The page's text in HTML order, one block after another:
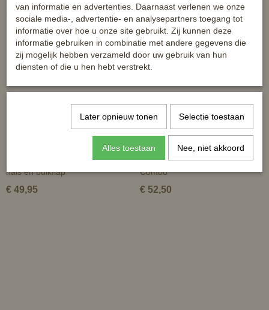
Ook interessant
HKM Zebra vliegendeken met
hals en buikflap
€ 49,95
HKM vliegendeken STARS
Combo
€ 52,50
van informatie en advertenties. Daarnaast verlenen we onze
sociale media-, advertentie- en analysepartners toegang tot
informatie over hoe u onze site gebruikt. Zij kunnen deze
informatie gebruiken in combinatie met andere gegevens die
zij mogelijk hebben verzameld door uw gebruik van hun
diensten of die u hen hebt verstrekt.
Later opnieuw tonen Selectie toestaan
Alles toestaan Nee, niet akkoord